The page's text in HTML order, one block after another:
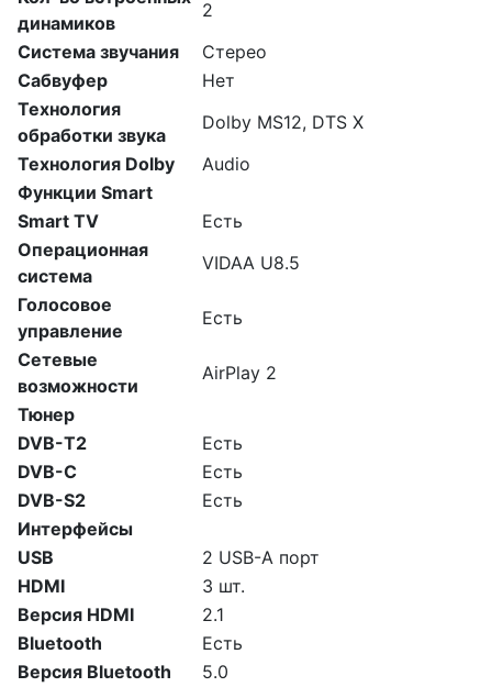
динамиков
2
Система звучания
Стерео
Сабвуфер
Нет
Технология
обработки звука
Dolby MS12, DTS X
Технология Dolby
Audio
Функции Smart
Smart TV
Есть
Операционная
система
VIDAA U8.5
Голосовое
управление
Есть
Сетевые
возможности
AirPlay 2
Тюнер
DVB-T2
Есть
DVB-C
Есть
DVB-S2
Есть
Интерфейсы
USB
2 USB-A порт
HDMI
3 шт.
Версия HDMI
2.1
Bluetooth
Есть
Версия Bluetooth
5.0